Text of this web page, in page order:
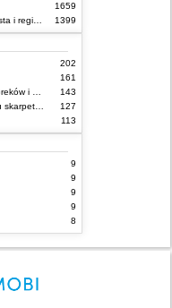
1659
Chrzanów : studia z dziejów miasta i regionu do roku 1939
1399
202
161
Mitologia : wierzenia i podania Greków i Rzymian
143
Niesamowite przygody dziesięciu skarpetek : (czterech prawych i sześciu lewych)
127
113
9
9
9
9
8